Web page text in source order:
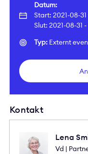
Datum:
Start: 2021-08-
Slut: 2021-08-31 -
Typ: Externt
Kontakt
Lena
Vd |